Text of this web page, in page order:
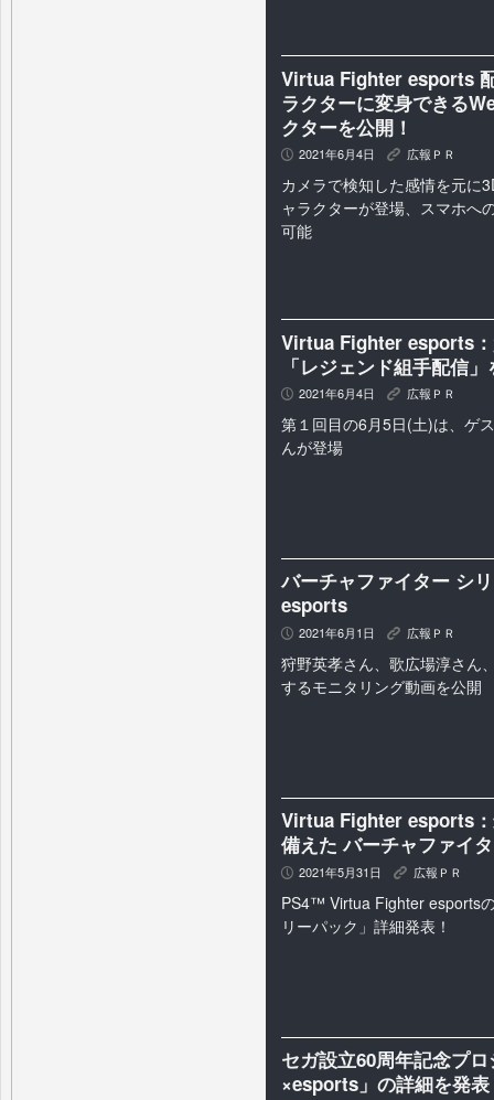
Virtua Fighter esports
ラクターに変身できる
クターを公開！
P 2021年6月4日 K 広報ＰＲ
カメラで検知した感情を元に
ャラクターが登場、スマホへ
可能
Virtua Fighter esports
「レジェンド組手配信
P 2021年6月4日 K 広報ＰＲ
第１回目の6月5日(土)は、ゲ
んが登場
バーチャファイター シ
esports
P 2021年6月1日 K 広報ＰＲ
狩野英孝さん、歌広場淳さん
するモニタリング動画を公開
Virtua Fighter esports：
備えた バーチャファイ
P 2021年5月31日 K 広報ＰＲ
PS4™ Virtua Fighter esports
リーパック」詳細発表！
セガ設立60周年記念プ
×esports」の詳細を発表